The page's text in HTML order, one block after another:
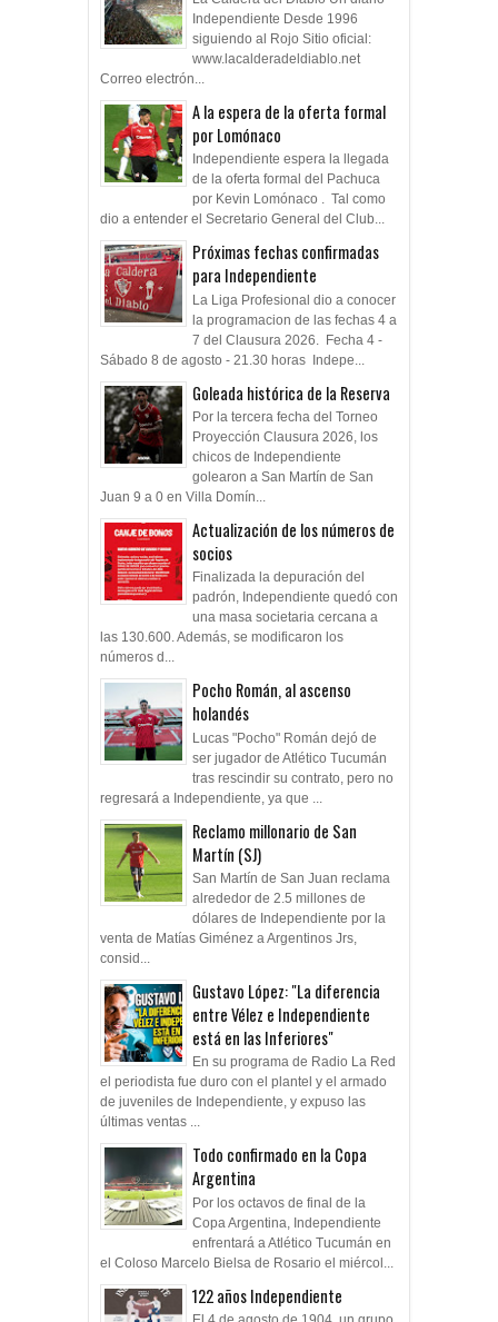
Independiente Desde 1996
siguiendo al Rojo Sitio oficial:
www.lacalderadeldiablo.net
Correo electrón...
A la espera de la oferta formal
por Lomónaco
Independiente espera la llegada
de la oferta formal del Pachuca
por Kevin Lomónaco . Tal como
dio a entender el Secretario General del Club...
Próximas fechas confirmadas
para Independiente
La Liga Profesional dio a conocer
la programacion de las fechas 4 a
7 del Clausura 2026. Fecha 4 -
Sábado 8 de agosto - 21.30 horas Indepe...
Goleada histórica de la Reserva
Por la tercera fecha del Torneo
Proyección Clausura 2026, los
chicos de Independiente
golearon a San Martín de San
Juan 9 a 0 en Villa Domín...
Actualización de los números de
socios
Finalizada la depuración del
padrón, Independiente quedó con
una masa societaria cercana a
las 130.600. Además, se modificaron los
números d...
Pocho Román, al ascenso
holandés
Lucas "Pocho" Román dejó de
ser jugador de Atlético Tucumán
tras rescindir su contrato, pero no
regresará a Independiente, ya que ...
Reclamo millonario de San
Martín (SJ)
San Martín de San Juan reclama
alrededor de 2.5 millones de
dólares de Independiente por la
venta de Matías Giménez a Argentinos Jrs,
consid...
Gustavo López: "La diferencia
entre Vélez e Independiente
está en las Inferiores"
En su programa de Radio La Red
el periodista fue duro con el plantel y el armado
de juveniles de Independiente, y expuso las
últimas ventas ...
Todo confirmado en la Copa
Argentina
Por los octavos de final de la
Copa Argentina, Independiente
enfrentará a Atlético Tucumán en
el Coloso Marcelo Bielsa de Rosario el miércol...
122 años Independiente